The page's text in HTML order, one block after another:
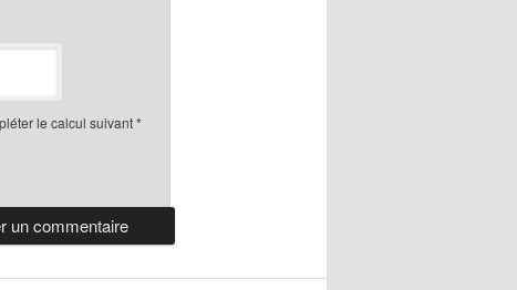
le calcul suivant*